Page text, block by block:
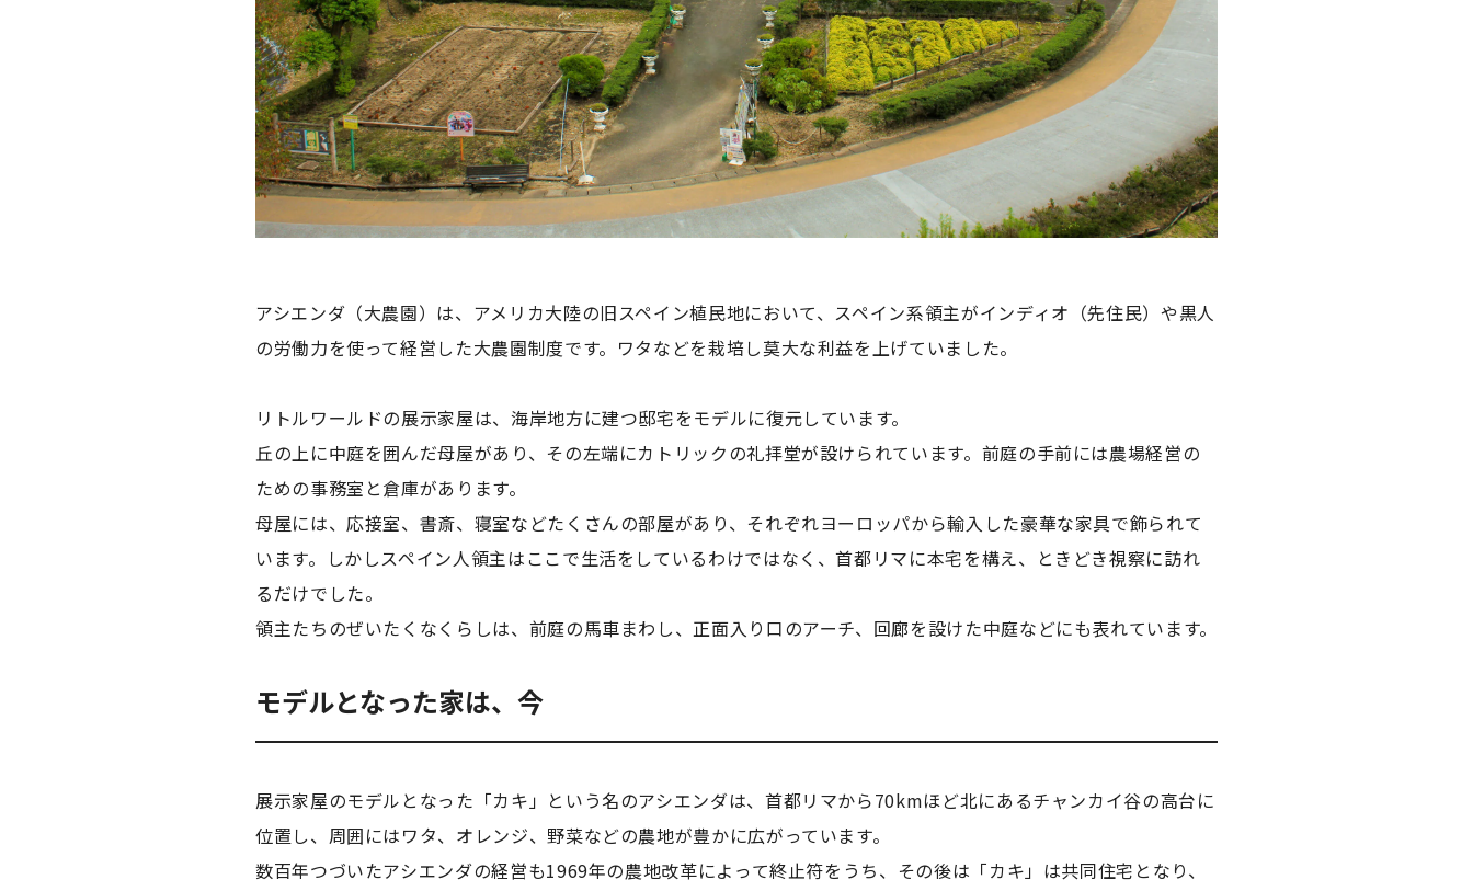
アシエンダ（大農園）は、アメリカ大陸の旧スペイン植民地において、スペイン系領主がインディオ（先住民）や黒人
の労働力を使って経営した大農園制度です。ワタなどを栽培し莫大な利益を上げていました。
リトルワールドの展示家屋は、海岸地方に建つ邸宅をモデルに復元しています。
丘の上に中庭を囲んだ母屋があり、その左端にカトリックの礼拝堂が設けられています。前庭の手前には農場経営の
ための事務室と倉庫があります。
母屋には、応接室、書斎、寝室などたくさんの部屋があり、それぞれヨーロッパから輸入した豪華な家具で飾られて
います。しかしスペイン人領主はここで生活をしているわけではなく、首都リマに本宅を構え、ときどき視察に訪れ
るだけでした。
領主たちのぜいたくなくらしは、前庭の馬車まわし、正面入り口のアーチ、回廊を設けた中庭などにも表れています。
モデルとなった家は、今
展示家屋のモデルとなった「カキ」という名のアシエンダは、首都リマから70kmほど北にあるチャンカイ谷の高台に
位置し、周囲にはワタ、オレンジ、野菜などの農地が豊かに広がっています。
数百年つづいたアシエンダの経営も1969年の農地改革によって終止符をうち、その後は「カキ」は共同住宅となり、